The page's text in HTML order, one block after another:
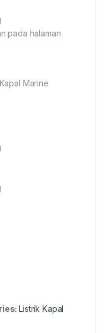
pada halaman
Marine
Listrik Kapal